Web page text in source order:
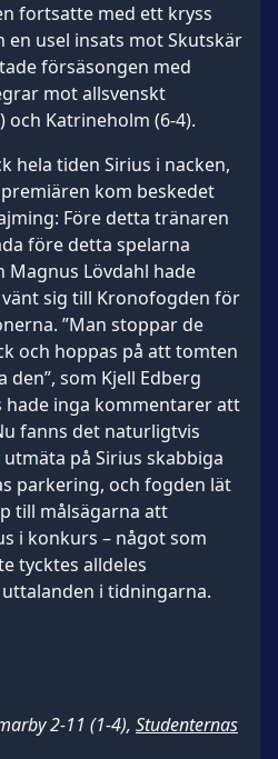
fortsatte med ett kryss
en usel insats mot Skutskär
försäsongen med
mot allsvenskt
och Katrineholm (6-4).
hela tiden Sirius i nacken,
kom beskedet
Före detta tränaren
före detta spelarna
Magnus Lövdahl hade
sig till Kronofogden för
”Man stoppar de
och hoppas på att tomten
som Kjell Edberg
hade inga kommentarer att
fanns det naturligtvis
på Sirius skabbiga
parkering, och fogden lät
till målsägarna att
i konkurs – något som
tycktes alldeles
i tidningarna.
2-11 (1-4), Studenternas